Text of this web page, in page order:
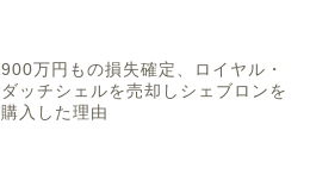
900万円もの損失確定、ロイヤル・
ダッチシェルを売却しシェブロンを
購入した理由